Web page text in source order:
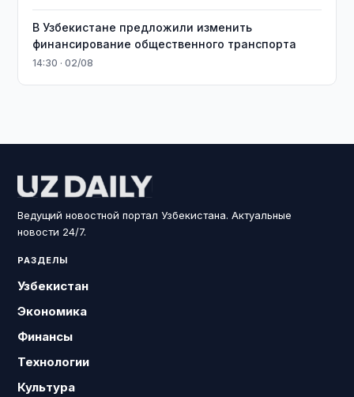
В Узбекистане предложили изменить
финансирование общественного транспорта
14:30 · 02/08
Ведущий новостной портал Узбекистана. Актуальные
новости 24/7.
РАЗДЕЛЫ
Узбекистан
Экономика
Финансы
Технологии
Культура